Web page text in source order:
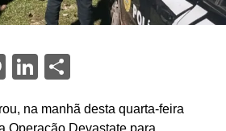
Messenger
LinkedIn
Share
na manhã desta quarta-feira
Operação Devastate para